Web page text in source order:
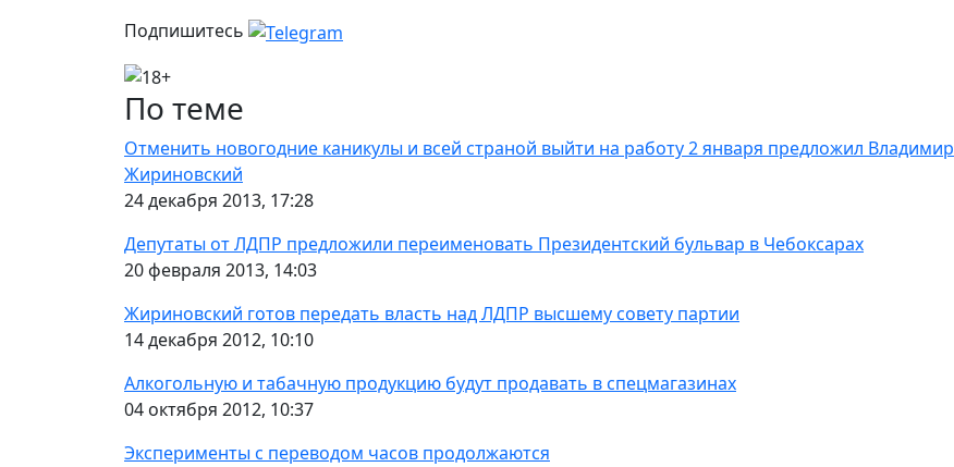
Подпишитесь
По теме
Отменить новогодние каникулы и всей страной выйти на работу 2 января предложил Владимир
Жириновский
24 декабря 2013, 17:28
Депутаты от ЛДПР предложили переименовать Президентский бульвар в Чебоксарах
20 февраля 2013, 14:03
Жириновский готов передать власть над ЛДПР высшему совету партии
14 декабря 2012, 10:10
Алкогольную и табачную продукцию будут продавать в спецмагазинах
04 октября 2012, 10:37
Эксперименты с переводом часов продолжаются